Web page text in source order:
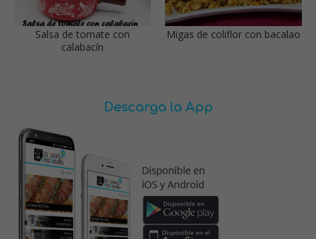
Salsa de tomate con
calabacín
Migas de coliflor con bacalao
Descarga la App